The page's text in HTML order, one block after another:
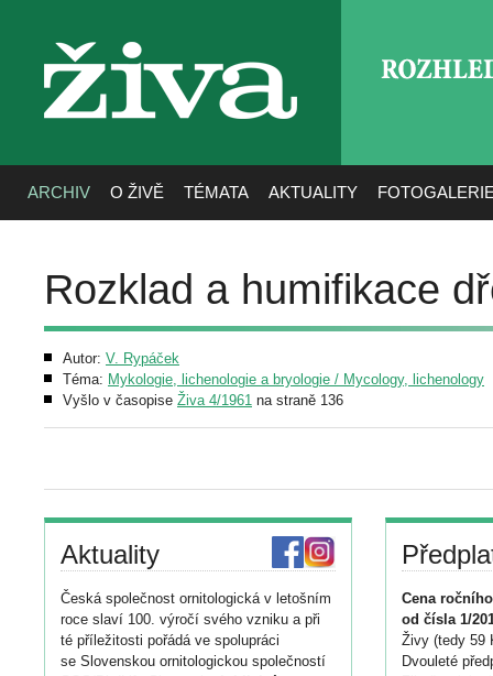
živa
ARCHIV O ŽIVĚ TÉMATA AKTUALITY
Rozklad a humifikace
Autor: V. Rypáček
Téma: Mykologie, lichenologie a bryologie / Mycology, lichenology
Vyšlo v časopise Živa 4/1961 na straně 136
Aktuality
Česká společnost ornitologická v letošním
roce slaví 100. výročí svého vzniku a při
té příležitosti pořádá ve spolupráci
se Slovenskou ornitologickou společností
Cena
od čísla 1/
Živy (tedy 59
Dvouleté